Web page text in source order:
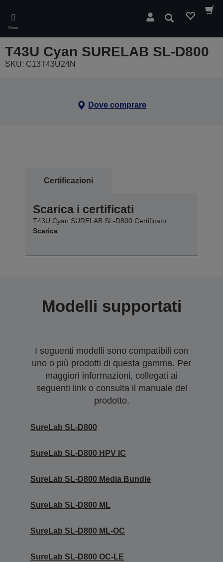
main
content
Menu
Cerca
T43U Cyan SURELAB SL-D800
SKU: C13T43U24N
Dove comprare
Certificazioni
Scarica i certificati
T43U Cyan SURELAB SL-D800 Certificato
Scarica
Modelli supportati
I seguenti modelli sono compatibili con
uno o più prodotti di questa gamma. Per
maggiori informazioni, collegati ai
seguenti link o consulta il manuale del
prodotto.
SureLab SL-D800
SureLab SL-D800 HPV IC
SureLab SL-D800 Media Bundle
SureLab SL-D800 ML
SureLab SL-D800 ML-OC
SureLab SL-D800 OC-LE